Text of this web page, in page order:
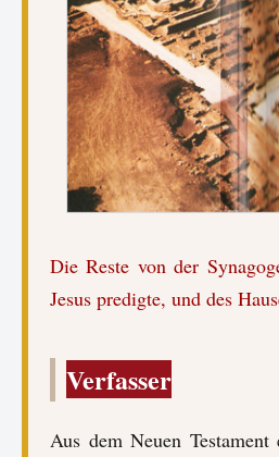
Die Reste von der
Jesus predigte, und des
Verfasser
Aus dem Neuen